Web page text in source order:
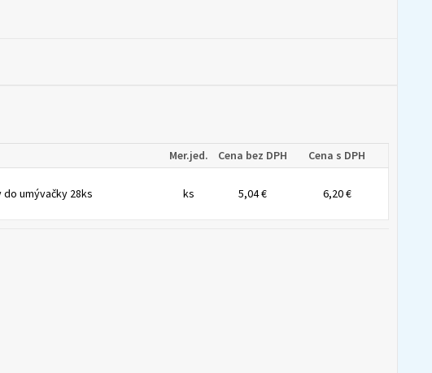
Mer.jed. Cena bez DPH Cena s DPH
do umývačky 28ks ks 5,04 € 6,20 €